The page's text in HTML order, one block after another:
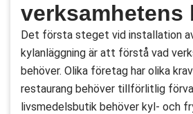
verksamhetens
Det första steget vid installation
kylanläggning är att förstå vad
behöver. Olika företag har olika
restaurang behöver tillförlitlig
livsmedelsbutik behöver kyl- och